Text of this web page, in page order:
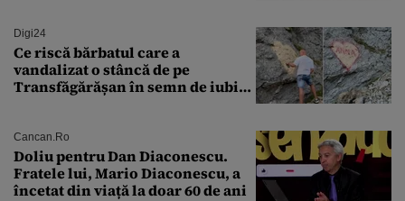
Digi24
Ce riscă bărbatul care a
vandalizat o stâncă de pe
Transfăgărășan în semn de iubire
Cancan.ro
Doliu pentru Dan Diaconescu.
Fratele lui, Mario Diaconescu, a
încetat din viață la doar 60 de ani